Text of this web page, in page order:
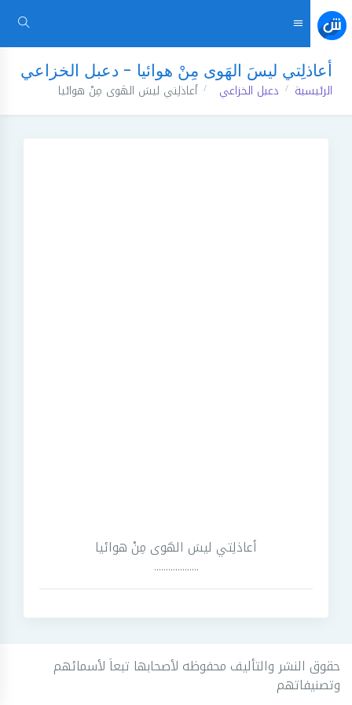
أعاذلِتي ليسَ الهَوى مِنْ هوائيا - دعبل الخزاعي
الرئيسية دعبل الخزاعي أعاذلِتي ليسَ الهَوى مِنْ هوائيا
أعاذلِتي ليسَ الهَوى مِنْ هوائيا
...................
حقوق النشر والتأليف محفوظه لأصحابها تبعاَ لأسمائهم
وتصنيفاتهم